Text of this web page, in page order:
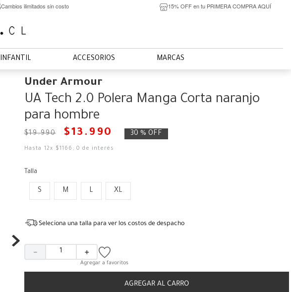
Cambios ilimitados sin costo 15% OFF en tu PRIMERA COMPRA AQUÍ
INFANTIL ACCESORIOS MARCAS
Under Armour
UA Tech 2.0 Polera Manga Corta naranjo
para hombre
$19.990 $13 . 990 30 % OFF
Hasta 12x $1166 ,0 de interés
Talla
S M L XL
Seleciona una talla para ver los costos de despacho
＋
－
AGREGAR AL CARRO